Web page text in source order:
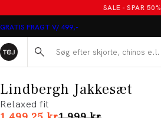
SALE - SPAR 50%
GRATIS FRAGT V/ 499,-
Søg her...
Lindbergh Jakkesæt
Relaxed fit